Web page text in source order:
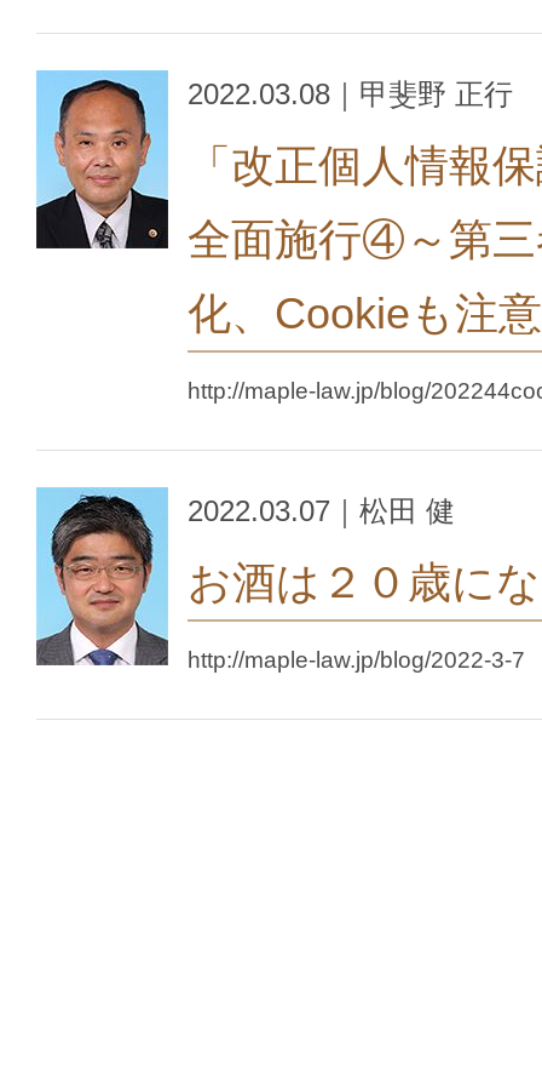
2022.03.08｜甲斐野 正行
「改正個人情報
全面施行④～第
化、Cookieも注
http://maple-law.jp/blog/
2022.03.07｜松田 健
お酒は２０歳に
http://maple-law.jp/blog/2022-3-7